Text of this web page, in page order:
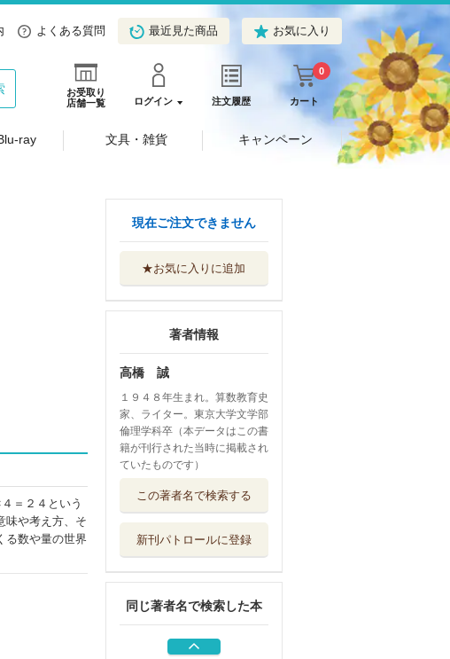
よくある質問 最近見た商品 お気に入り
お受取り
店舗一覧
ログイン 注文履歴 カート
0
ray 文具・雑貨 キャンペーン
＝２４という
味や考え方、そ
る数や量の世界
現在ご注文できません
★お気に入りに追加
著者情報
高橋 誠
１９４８年生まれ。算数教育史
家、ライター。東京大学文学部
倫理学科卒（本データはこの書
籍が刊行された当時に掲載され
ていたものです）
この著者名で検索する
新刊パトロールに登録
同じ著者名で検索した本
す思考 創造的...
条解行政情報関連
弘文堂
臨床実習生・若手
ＰＴのための理...
運動と医学の出...